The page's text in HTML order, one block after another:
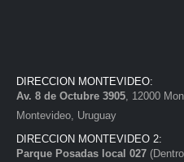
DIRECCION MONTEVIDEO:
Av. 8 de Octubre 3905 , 12000
Montevideo, Uruguay
DIRECCION MONTEVIDEO 2:
Parque Posadas local 027